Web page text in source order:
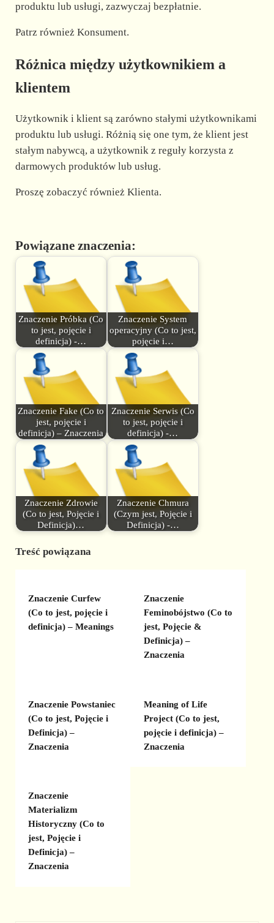
produktu lub usługi, zazwyczaj bezpłatnie.
Patrz również Konsument.
Różnica między użytkownikiem a
klientem
Użytkownik i klient są zarówno stałymi użytkownikami
produktu lub usługi. Różnią się one tym, że klient jest
stałym nabywcą, a użytkownik z reguły korzysta z
darmowych produktów lub usług.
Proszę zobaczyć również Klienta.
Powiązane znaczenia:
Znaczenie Próbka (Co
to jest, pojęcie i
definicja) -…
Znaczenie System
operacyjny (Co to jest,
pojęcie i…
Znaczenie Fake (Co to
jest, pojęcie i
definicja) – Znaczenia
Znaczenie Serwis (Co
to jest, pojęcie i
definicja) -…
Znaczenie Zdrowie
(Co to jest, Pojęcie i
Definicja)…
Znaczenie Chmura
(Czym jest, Pojęcie i
Definicja) -…
Treść powiązana
Znaczenie Curfew
(Co to jest, pojęcie i
definicja) – Meanings
Znaczenie
Feminobójstwo (Co to
jest, Pojęcie &
Definicja) –
Znaczenia
Znaczenie Powstaniec
(Co to jest, Pojęcie i
Definicja) –
Znaczenia
Meaning of Life
Project (Co to jest,
pojęcie i definicja) –
Znaczenia
Znaczenie
Materializm
Historyczny (Co to
jest, Pojęcie i
Definicja) –
Znaczenia